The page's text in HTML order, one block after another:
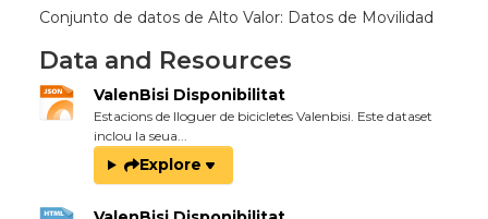
Conjunto de datos de Alto Valor: Datos de Movilidad
Data and Resources
ValenBisi Disponibilitat
Estacions de lloguer de bicicletes Valenbisi. Este dataset
inclou la seua...
Explore